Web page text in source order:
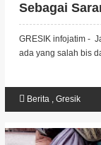
Sebagai
GRESIK infojatim -
ada yang salah bis
Berita, Gresik